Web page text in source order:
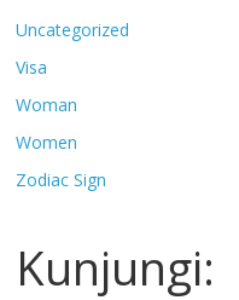
Uncategorized
Visa
Woman
Women
Zodiac Sign
Kunjungi: